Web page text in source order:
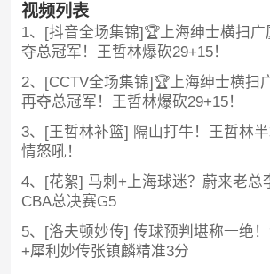
视频列表
1、[抖音全场集锦]🏆上海绅士横扫广
夺总冠军！王哲林爆砍29+15！
2、[CCTV全场集锦]🏆上海绅士横扫
再夺总冠军！王哲林爆砍29+15！
3、[王哲林补篮] 隔山打牛！王哲林
情怒吼！
4、[花絮] 马刺+上海球迷？蔚来老总
CBA总决赛G5
5、[洛夫顿妙传] 传球预判堪称一绝
+犀利妙传张镇麟精准3分